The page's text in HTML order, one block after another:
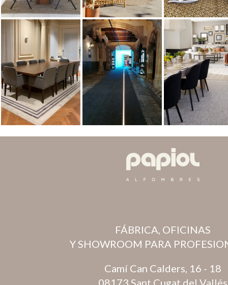
FÁBRICA, OFICINAS
Y SHOWROOM PARA
Camí Can Calders, 16 - 18
08173 Sant Cugat del Vallés